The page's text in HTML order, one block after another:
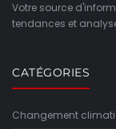
Votre source
tendances et
CATÉGORIES
Changement